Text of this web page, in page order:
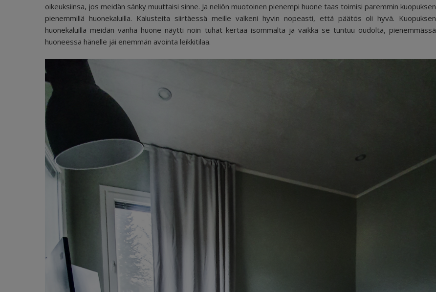
oikeuksiinsa, jos meidän sänky muuttaisi sinne. Ja neliön muotoinen pienempi huone taas toimisi paremmin kuopuksen
pienemmillä huonekaluilla. Kalusteita siirtäessä meille valkeni hyvin nopeasti, että päätös oli hyvä. Kuopuksen
huonekaluilla meidän vanha huone näytti noin tuhat kertaa isommalta ja vaikka se tuntuu oudolta, pienemmässä
huoneessa hänelle jäi enemmän avointa leikkitilaa.